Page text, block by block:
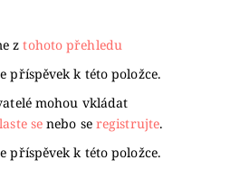
ztohoto přehledu
příspěvek k této položce.
mohou vkládat
se nebo se registrujte.
příspěvek k této položce.